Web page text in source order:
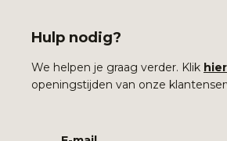
Hulp nodig?
We helpen je graag verder. Klik hier
openingstijden van onze